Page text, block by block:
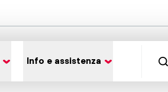
Info e assistenza